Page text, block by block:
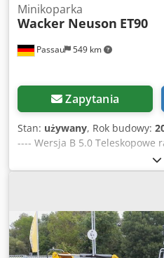
Passau 549 km
Minikoparka
Wacker Neuson ET90
Zapytania
Stan: używany, Rok budowy:
---- Wersja B 5.0 Teleskopowe
Automatyczna klimatyzacja
wyrównywania terenu
tankowania paliwa Trzeci
używany zestaw łyżek,
Lokalizacja: Andernach